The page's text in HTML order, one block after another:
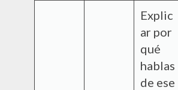
Explic
ar por
qué
hablas
de ese